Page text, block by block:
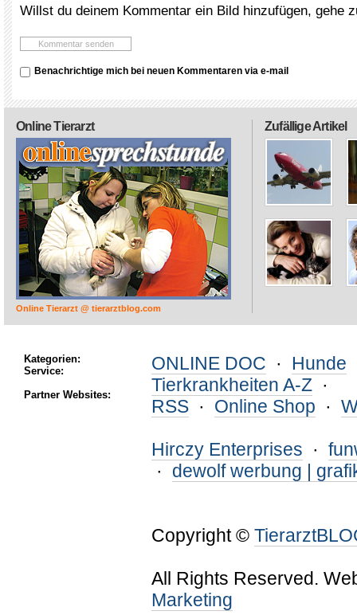
Willst du deinem Kommentar ein Bild hinzufügen, gehe
Benachrichtige mich bei neuen Kommentaren via e-mail
Zufällige Artikel
Online Tierarzt
Online Tierarzt @ tierarztblog.com
Kategorien:
Service:
Partner Websites:
ONLINE DOC · Hunde
Tierkrankheiten A-Z ·
RSS · Online Shop ·
Hirczy Enterprises ·
· dewolf werbung |
Copyright ©
All Rights Reserved.
Marketing